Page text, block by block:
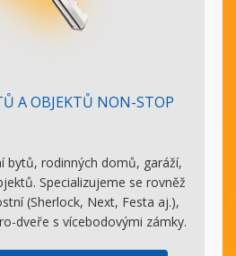
A OBJEKTŮ NON-STOP
bytů, rodinných domů, garáží,
Specializujeme se rovněž
(Sherlock, Next, Festa aj.),
dveře s vícebodovými zámky.